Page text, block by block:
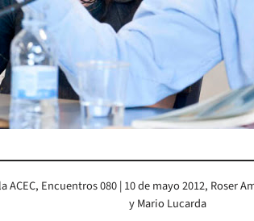
ACEC, Encuentros 080 | 10 de mayo 2012, Roser
y Mario Lucarda